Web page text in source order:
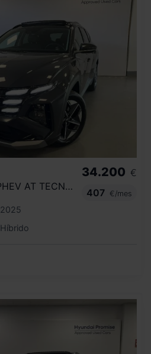
1.6T 185KW (252CV) PHEV AT TECNO SKY
2025
Híbrido
34.200 €
407
€/mes